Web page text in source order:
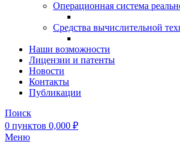
Операционная система
Средства вычислительной
Наши возможности
Лицензии и патенты
Новости
Контакты
Публикации
Поиск
0 пунктов 0,000 ₽
Меню